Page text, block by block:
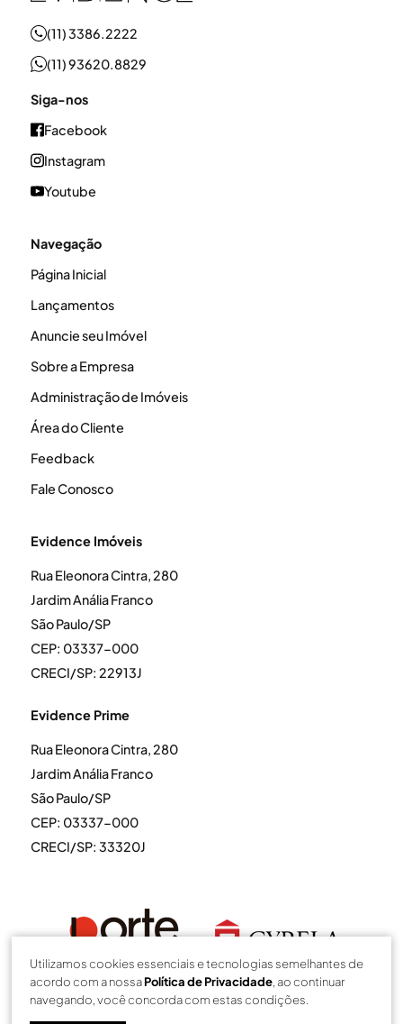
(11) 3386.2222
(11) 93620.8829
Siga-nos
Facebook
Instagram
Youtube
Navegação
Página Inicial
Lançamentos
Anuncie seu Imóvel
Sobre a Empresa
Administração de Imóveis
Área do Cliente
Feedback
Fale Conosco
Evidence Imóveis
Rua Eleonora Cintra, 280
Jardim Anália Franco
São Paulo/SP
CEP: 03337-000
CRECI/SP: 22913J
Evidence Prime
Rua Eleonora Cintra, 280
Jardim Anália Franco
São Paulo/SP
CEP: 03337-000
CRECI/SP: 33320J
Utilizamos cookies essenciais e tecnologias semelhantes de
acordo com a nossaPolítica de Privacidade, ao continuar
navegando, você concorda com estas condições.